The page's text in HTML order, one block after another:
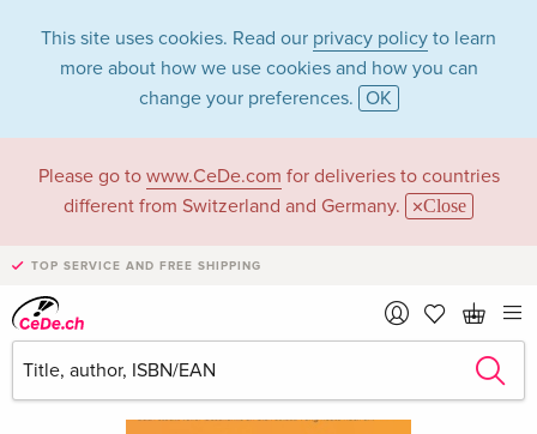
This site uses cookies. Read our privacy policy to learn
more about how we use cookies and how you can
change your preferences. OK
Please go to www.CeDe.com for deliveries to countries
different from Switzerland and Germany.
Close
TOP SERVICE AND FREE SHIPPING